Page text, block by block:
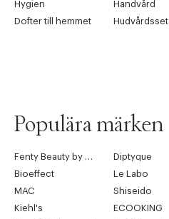
Hygien
Handvård
Dofter till hemmet
Hudvårdsset
Populära märken
Diptyque
Bioeffect
Le Labo
MAC
Shiseido
Kiehl's
ECOOKING